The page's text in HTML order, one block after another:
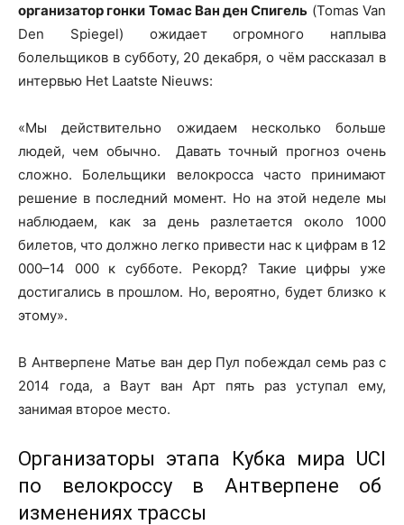
организатор гонки Томас Ван ден Спигель (Tomas Van
Den Spiegel) ожидает огромного наплыва
болельщиков в субботу, 20 декабря, о чём рассказал в
интервью Het Laatste Nieuws:
«Мы действительно ожидаем несколько больше
людей, чем обычно. Давать точный прогноз очень
сложно. Болельщики велокросса часто принимают
решение в последний момент. Но на этой неделе мы
наблюдаем, как за день разлетается около 1000
билетов, что должно легко привести нас к цифрам в 12
000–14 000 к субботе. Рекорд? Такие цифры уже
достигались в прошлом. Но, вероятно, будет близко к
этому».
В Антверпене Матье ван дер Пул побеждал семь раз с
2014 года, а Ваут ван Арт пять раз уступал ему,
занимая второе место.
Организаторы этапа Кубка мира UCI
по велокроссу в Антверпене об
изменениях трассы